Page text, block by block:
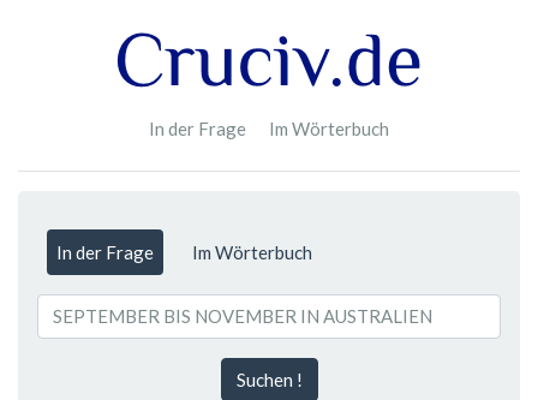
In der Frage Im Wörterbuch
In der Frage Im Wörterbuch
Suchen !